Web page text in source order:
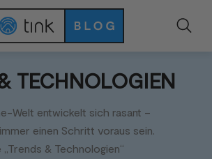
Trends & Technologien
TECHNOLOGIEN
Welt entwickelt sich rasant –
einen Schritt voraus sein.
& Technologien“